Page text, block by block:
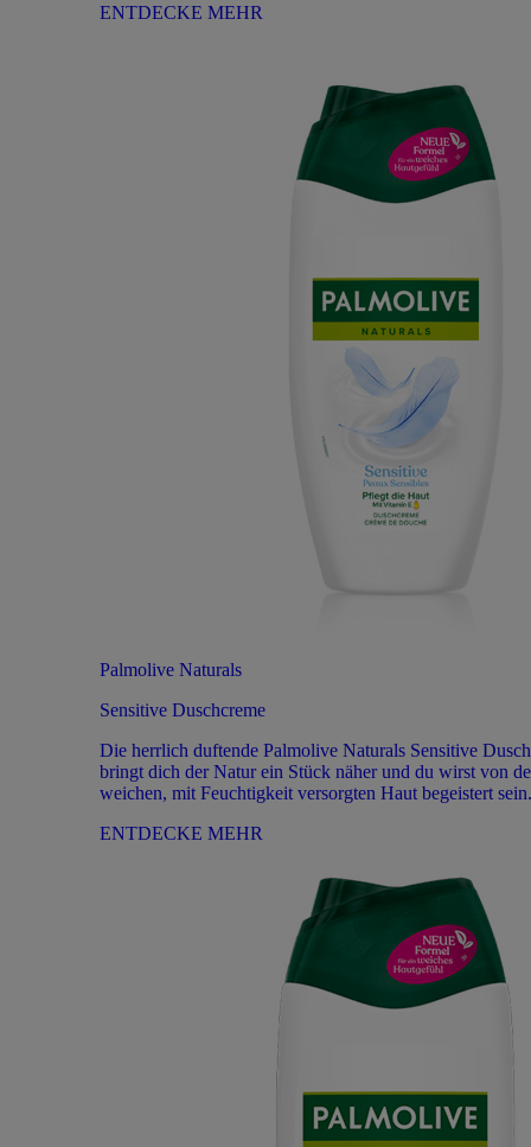
ENTDECKE MEHR
Palmolive Naturals
Sensitive Duschcreme
Die herrlich duftende Palmolive Naturals Sensitive
bringt dich der Natur ein Stück näher und du wirst von
weichen, mit Feuchtigkeit versorgten Haut begeistert sein.
ENTDECKE MEHR